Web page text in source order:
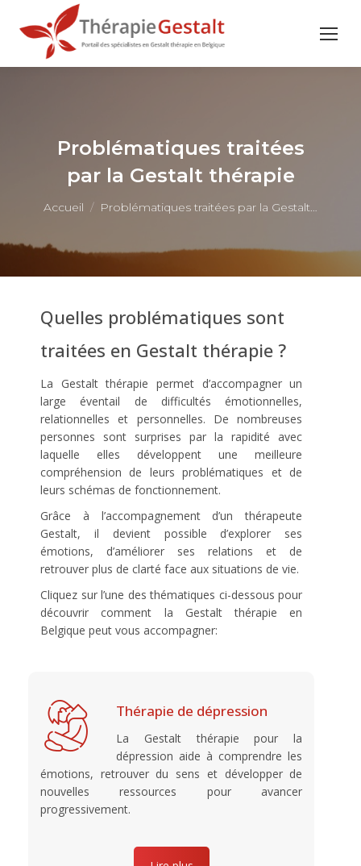
Problématiques traitées
par la Gestalt thérapie
Accueil Problématiques traitées par la Gestalt…
Quelles problématiques sont
traitées en Gestalt thérapie ?
La Gestalt thérapie permet d’accompagner un
large éventail de difficultés émotionnelles,
relationnelles et personnelles. De nombreuses
personnes sont surprises par la rapidité avec
laquelle elles développent une meilleure
compréhension de leurs problématiques et de
leurs schémas de fonctionnement.
Grâce à l’accompagnement d’un thérapeute
Gestalt, il devient possible d’explorer ses
émotions, d’améliorer ses relations et de
retrouver plus de clarté face aux situations de vie.
Cliquez sur l’une des thématiques ci-dessous pour
découvrir comment la Gestalt thérapie en
Belgique peut vous accompagner:
Thérapie de dépression
La Gestalt thérapie pour la
dépression aide à comprendre les
émotions, retrouver du sens et développer de
nouvelles ressources pour avancer
progressivement.